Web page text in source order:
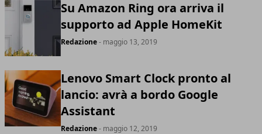
Su Amazon Ring ora arriva il
supporto ad Apple HomeKit
Redazione- maggio 13, 2019
Lenovo Smart Clock pronto al
lancio: avrà a bordo Google
Assistant
Redazione- maggio 12, 2019